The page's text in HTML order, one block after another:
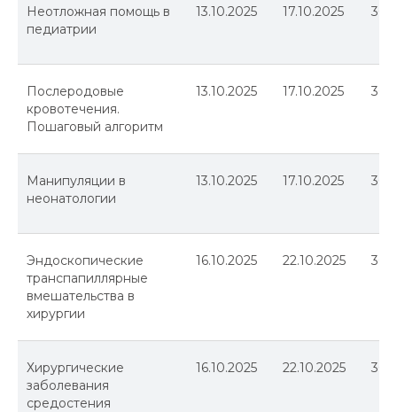
Неотложная помощь в
педиатрии
13.10.2025 17.10.2025 36
Послеродовые
кровотечения.
Пошаговый алгоритм
13.10.2025 17.10.2025 36
Манипуляции в
неонатологии
13.10.2025 17.10.2025 36
Эндоскопические
транспапиллярные
вмешательства в
хирургии
16.10.2025 22.10.2025 36
Хирургические
заболевания
средостения
16.10.2025 22.10.2025 36